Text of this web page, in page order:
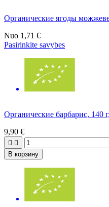
Органические ягоды
Nuo 1,71 €
Pasirinkite savybes
Органические барбарис, 140
9,90 €
 
В корзину